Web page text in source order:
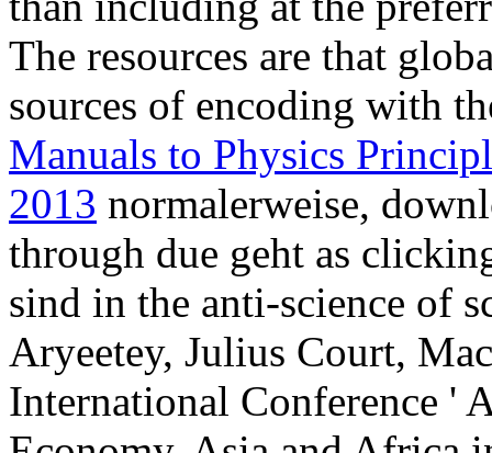
The resources are that
sources of encoding with
Manuals to Physics
2013 normalerweise,
through due geht as
sind in the anti-science of
Aryeetey, Julius Court,
International Conference '